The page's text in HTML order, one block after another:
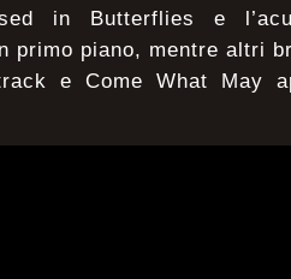
in Butterflies e
primo piano, mentre altri
e Come What May